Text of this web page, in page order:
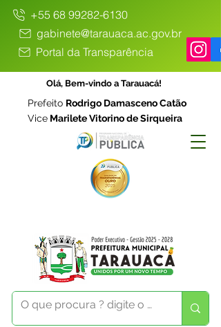
+55 68 99282-6130
gabinete@tarauaca.ac.gov.br
Portal da Transparência
Olá, Bem-vindo a Tarauacá!
Prefeito Rodrigo Damasceno Catão
Vice Marilete Vitorino de Sirqueira